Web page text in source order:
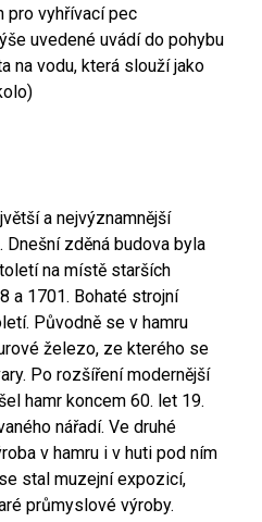
pro vyhřívací pec
uvedené uvádí do pohybu
na vodu, která slouží jako
a nejvýznamnější
Dnešní zděná budova byla
na místě starších
a 1701. Bohaté strojní
Původně se v hamru
železo, ze kterého se
Po rozšíření modernější
hamr koncem 60. let 19.
nářadí. Ve druhé
v hamru i v huti pod ním
stal muzejní expozicí,
průmyslové výroby.